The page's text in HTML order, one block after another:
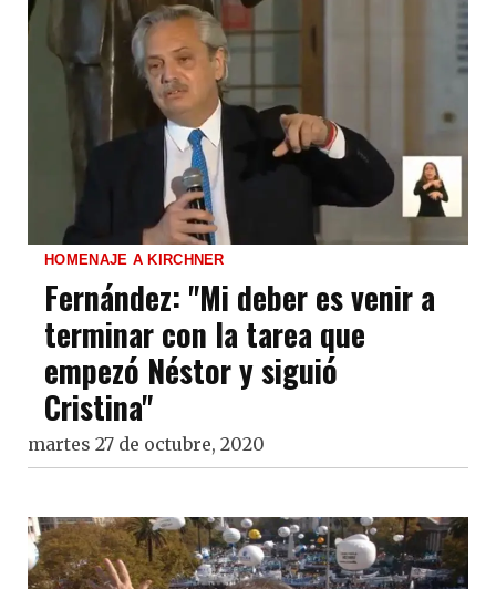
HOMENAJE A KIRCHNER
Fernández: "Mi deber es venir a
terminar con la tarea que
empezó Néstor y siguió
Cristina"
martes 27 de octubre, 2020